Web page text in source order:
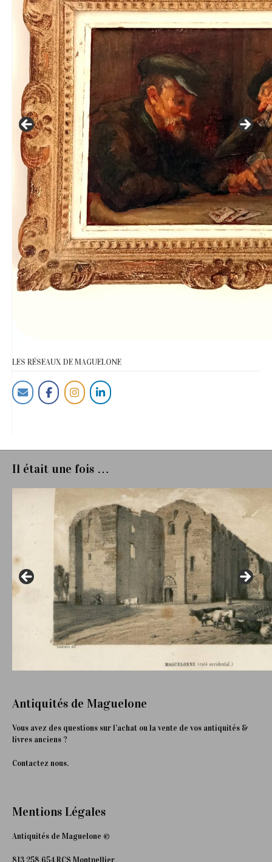
LES RÉSEAUX DE MAGUELONE
Il était une fois …
Antiquités de Maguelone
Vous avez des questions sur l’achat ou la vente de vos antiquités &
livres anciens ?
Contactez nous.
Mentions Légales
Antiquités de Maguelone ©
813 258 654 RCS Montpellier